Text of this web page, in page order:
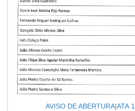
AVISO DE ABERTURA|ATA 1